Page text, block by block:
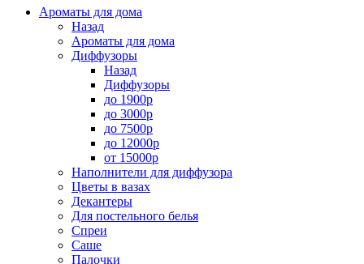
Ароматы для дома
Назад
Ароматы для дома
Диффузоры
Назад
Диффузоры
до 1900р
до 3000р
до 7500р
до 12000р
от 15000р
Наполнители для диффузора
Цветы в вазах
Декантеры
Для постельного белья
Спреи
Саше
Палочки